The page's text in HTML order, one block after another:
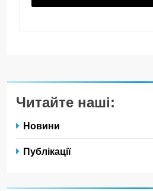
Читайте наші:
Новини
Публікації